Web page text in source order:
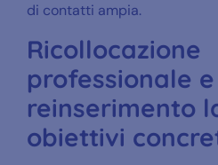
di contatti ampia.
Ricollocazione
professionale e
reinserimento
obiettivi